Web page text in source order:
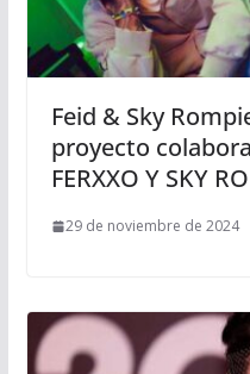
Feid & Sky
proyecto
FERXXO Y SKY
29 de noviembre de 2024